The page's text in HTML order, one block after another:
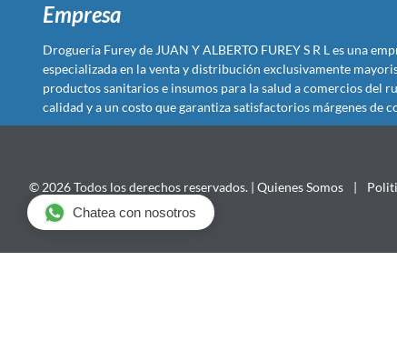
Empresa
Droguería Furey de JUAN Y ALBERTO FUREY S R L es una
especializada en la venta y distribución exclusivamente
productos sanitarios e insumos para la salud a comercios del
calidad y a un costo que garantiza satisfactorios márgenes de
© 2026 Todos los derechos reservados. | Quienes Somos |
Chatea con nosotros